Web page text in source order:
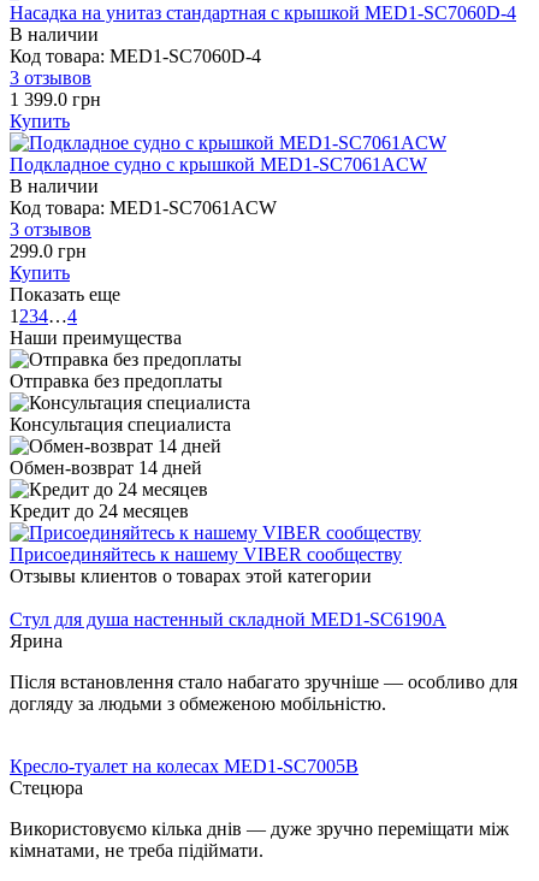
Насадка на унитаз стандартная с крышкой MED1-SC7060D-4
В наличии
Код товара: MED1-SC7060D-4
3 отзывов
1 399.0 грн
Купить
Подкладное судно с крышкой MED1-SC7061ACW
В наличии
Код товара: MED1-SC7061ACW
3 отзывов
299.0 грн
Купить
Показать еще
1 234…4
Наши преимущества
Отправка без предоплаты
Консультация специалиста
Обмен-возврат 14 дней
Кредит до 24 месяцев
Присоединяйтесь к нашему VIBER сообществу
Отзывы клиентов о товарах этой категории
Стул для душа настенный складной MED1-SC6190A
Ярина
Після встановлення стало набагато зручніше — особливо для
догляду за людьми з обмеженою мобільністю.
Кресло-туалет на колесах MED1-SC7005B
Стецюра
Використовуємо кілька днів — дуже зручно переміщати між
кімнатами, не треба підіймати.